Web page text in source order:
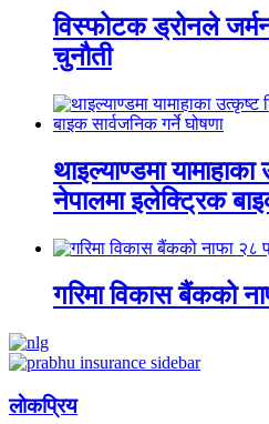
विस्फोटक ड्रोनले
चुनौती
थाइल्याण्डमा
नेपालमा इलेक्ट्रिक
गरिमा विकास बैंकको
लाेकप्रिय